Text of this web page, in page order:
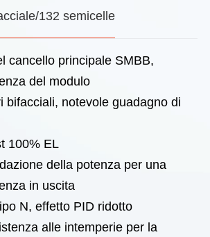
132 semicelle
cancello principale SMBB,
del modulo
bifacciali, notevole guadagno di
100% EL
della potenza per una
in uscita
N, effetto PID ridotto
alle intemperie per la